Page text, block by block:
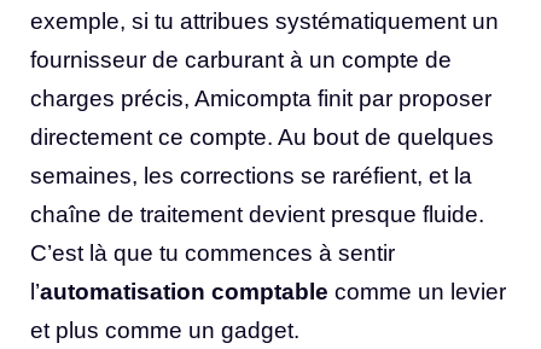
exemple, si tu attribues systématiquement un
fournisseur de carburant à un compte de
charges précis, Amicompta finit par proposer
directement ce compte. Au bout de quelques
semaines, les corrections se raréfient, et la
chaîne de traitement devient presque fluide.
C’est là que tu commences à sentir
l’automatisation comptable comme un levier
et plus comme un gadget.